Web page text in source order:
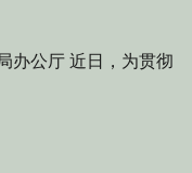
办公厅 近日，为贯彻